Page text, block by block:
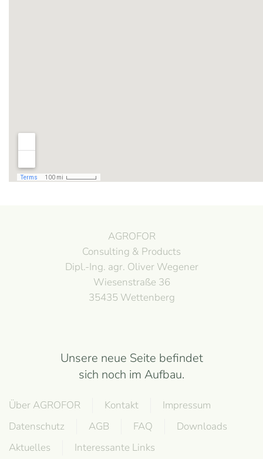
AGROFOR
Consulting & Products
Dipl.-Ing. agr. Oliver Wegener
Wiesenstraße 36
35435 Wettenberg
Unsere neue Seite befindet
sich noch im Aufbau.
Über AGROFOR Kontakt
Impressum
Datenschutz
AGB FAQ
Downloads
Aktuelles
Interessante Links